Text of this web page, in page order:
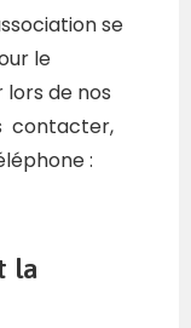
se
le
de nos
contacter,
:
la